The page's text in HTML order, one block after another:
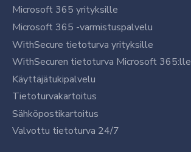
Microsoft 365 yrityksille
Microsoft 365 -varmistuspalvelu
WithSecure tietoturva yrityksille
WithSecuren tietoturva Microsoft 365:lle
Käyttäjätukipalvelu
Tietoturvakartoitus
Sähköpostikartoitus
Valvottu tietoturva 24/7